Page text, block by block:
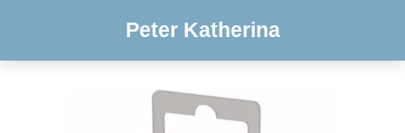
Peter Katherina